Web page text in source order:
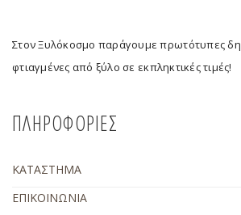
Στον Ξυλόκοσμο παράγουμε πρωτότυπες
φτιαγμένες από ξύλο σε εκπληκτικές τιμές!
ΠΛΗΡΟΦΟΡΙΕΣ
ΚΑΤΑΣΤΗΜΑ
ΕΠΙΚΟΙΝΩΝΙΑ